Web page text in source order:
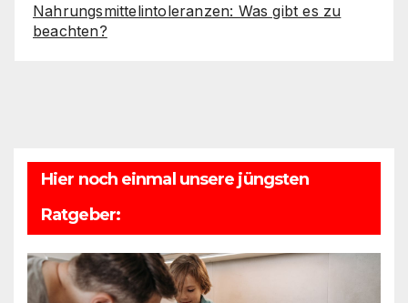
Nahrungsmittelintoleranzen: Was gibt es zu
beachten?
Hier noch einmal unsere jüngsten
Ratgeber: